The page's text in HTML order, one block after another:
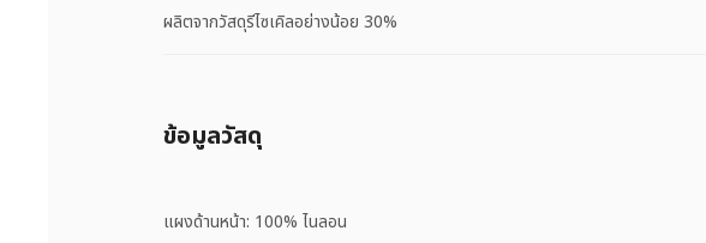
ผลิตจากวัสดุรีไซเคิลอย่างน้อย 30%
ข้อมูลวัสดุ
แผงด้านหน้า: 100% ไนลอน